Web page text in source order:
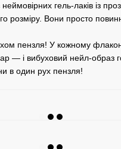
гель-лаків із
розміру. Вони просто
пензля! У кожному
— і вибуховий нейл-образ
в один рух пензля!